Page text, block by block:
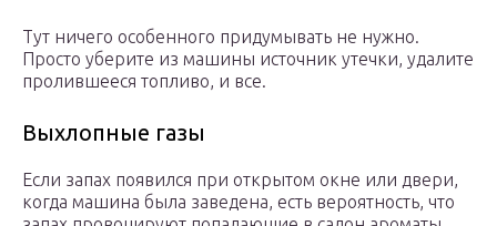
Тут ничего особенного придумывать не нужно.
Просто уберите из машины источник утечки, удалите
пролившееся топливо, и все.
Выхлопные газы
Если запах появился при открытом окне или двери,
когда машина была заведена, есть вероятность, что